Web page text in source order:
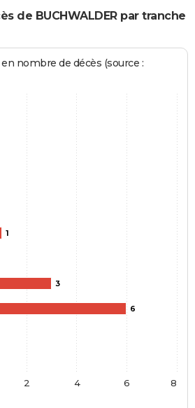
de BUCHWALDER par tranche
nombre de décès (source :
1
3
6
2 4 6 8